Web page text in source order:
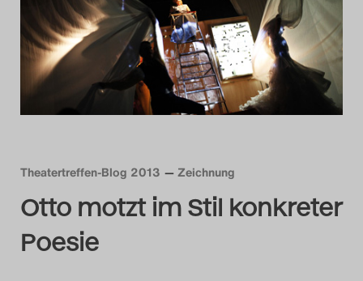
Das Theatertreffen-
Das Theatertreffen-
Das Theatertreffen-
Das Theatertreffen-
Das Theatertreffen-
Das Theatertreffen-
Theatertreffen-Blog 2013 Zeichnung
Otto motzt im Stil konkreter
Poesie